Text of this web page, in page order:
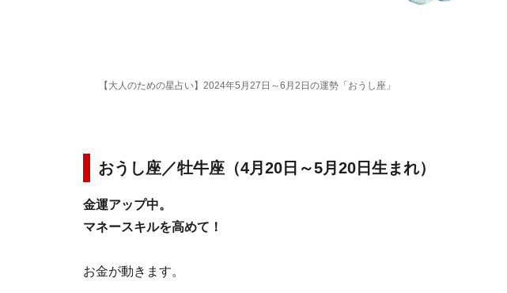
【大人のための星占い】2024年5月27日～6月2日の運勢「おうし座」
おうし座／牡牛座（4月20日～5月20日生まれ）
金運アップ中。
マネースキルを高めて！
お金が動きます。